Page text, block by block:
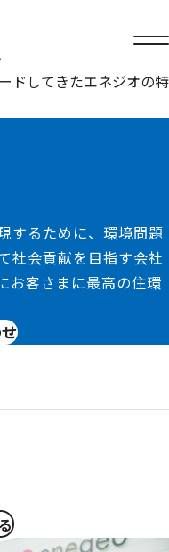
ドしてきたエネジオの特
するために、環境問題
社会貢献を目指す会社
お客さまに最高の住環